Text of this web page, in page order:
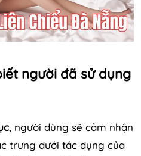
người đã sử dụng
, người dùng sẽ cảm nhận
trưng dưới tác dụng của